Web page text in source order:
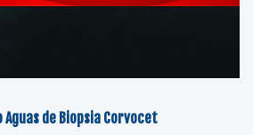
Aguas de Biopsia Corvocet